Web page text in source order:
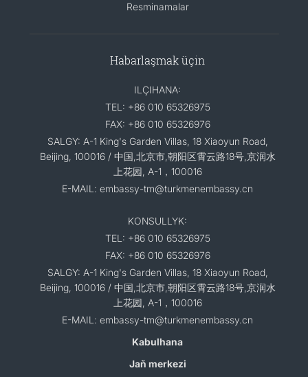
Resminamalar
Habarlaşmak üçin
ILÇIHANA:
TEL: +86 010 65326975
FAX: +86 010 65326976
SALGY: A-1 King's Garden Villas, 18 Xiaoyun Road,
Beijing, 100016 / 中国,北京市,朝阳区霄云路18号,京润水
上花园, A-1，100016
E-MAIL: embassy-tm@turkmenembassy.cn
KONSULLYK:
TEL: +86 010 65326975
FAX: +86 010 65326976
SALGY: A-1 King's Garden Villas, 18 Xiaoyun Road,
Beijing, 100016 / 中国,北京市,朝阳区霄云路18号,京润水
上花园, A-1，100016
E-MAIL: embassy-tm@turkmenembassy.cn
Kabulhana
Jaň merkezi